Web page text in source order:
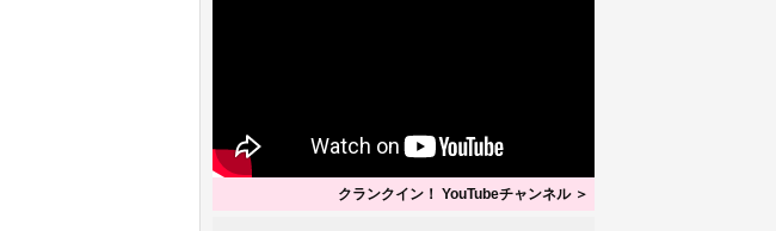
クランクイン！ YouTubeチャンネル ＞